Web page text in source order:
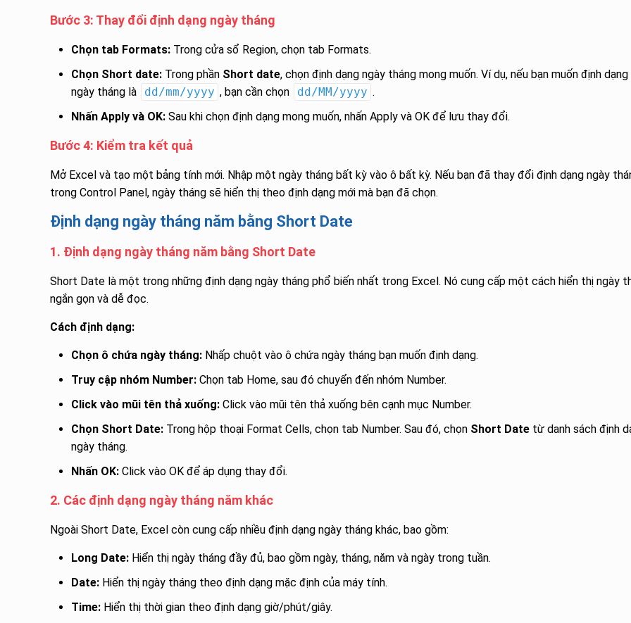
Bước 3: Thay đổi định dạng ngày tháng
Chọn tab Formats:Trong cửa sổ Region, chọn tab Formats.
Chọn Short date:Trong phần Short date, chọn định dạng ngày tháng mong muốn. Ví dụ, nếu bạn muốn định dạng
ngày tháng là
dd/mm/yyyy , bạn cần chọn dd/MM/yyyy .
Nhấn Apply và OK:Sau khi chọn định dạng mong muốn, nhấn Apply và OK để lưu thay đổi.
Bước 4: Kiểm tra kết quả
Mở Excel và tạo một bảng tính mới. Nhập một ngày tháng bất kỳ vào ô bất kỳ. Nếu bạn đã thay đổi định dạng ngày
trong Control Panel, ngày tháng sẽ hiển thị theo định dạng mới mà bạn đã chọn.
Định dạng ngày tháng năm bằng Short Date
1. Định dạng ngày tháng năm bằng Short Date
Short Date là một trong những định dạng ngày tháng phổ biến nhất trong Excel. Nó cung cấp một cách hiển thị ngày
ngắn gọn và dễ đọc.
Cách định dạng:
Chọn ô chứa ngày tháng:Nhấp chuột vào ô chứa ngày tháng bạn muốn định dạng.
Truy cập nhóm Number:Chọn tab Home, sau đó chuyển đến nhóm Number.
Click vào mũi tên thả xuống:Click vào mũi tên thả xuống bên cạnh mục Number.
Chọn Short Date:Trong hộp thoại Format Cells, chọn tab Number. Sau đó, chọn Short Datetừ danh sách định
ngày tháng.
Nhấn OK:Click vào OK để áp dụng thay đổi.
2. Các định dạng ngày tháng năm khác
Ngoài Short Date, Excel còn cung cấp nhiều định dạng ngày tháng khác, bao gồm:
Long Date:Hiển thị ngày tháng đầy đủ, bao gồm ngày, tháng, năm và ngày trong tuần.
Date:Hiển thị ngày tháng theo định dạng mặc định của máy tính.
Time:Hiển thị thời gian theo định dạng giờ/phút/giây.